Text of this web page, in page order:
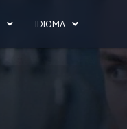
IDIOMA